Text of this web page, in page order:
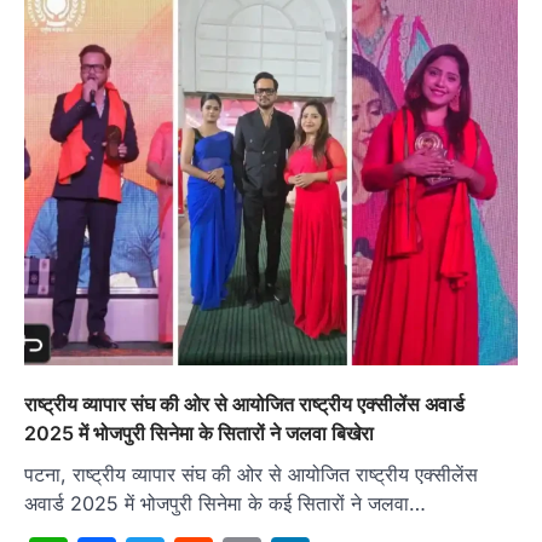
राष्ट्रीय व्यापार संघ की ओर से आयोजित राष्ट्रीय एक्सीलेंस अवार्ड
2025 में भोजपुरी सिनेमा के सितारों ने जलवा बिखेरा
पटना, राष्ट्रीय व्यापार संघ की ओर से आयोजित राष्ट्रीय एक्सीलेंस
अवार्ड 2025 में भोजपुरी सिनेमा के कई सितारों ने जलवा…